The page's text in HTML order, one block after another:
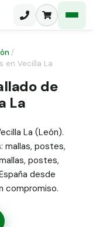
/
en Vecilla La
de
La
La (León).
mallas, postes,
postes,
desde
compromiso.